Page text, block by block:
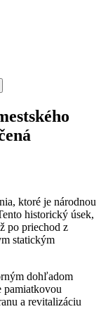
ktoré je národnou
historický úsek,
po priechod z
statickým
dohľadom
pamiatkovou
a revitalizáciu